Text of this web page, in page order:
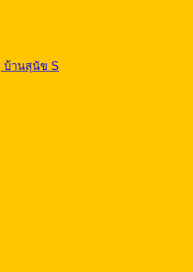
บ้านสุนัข S